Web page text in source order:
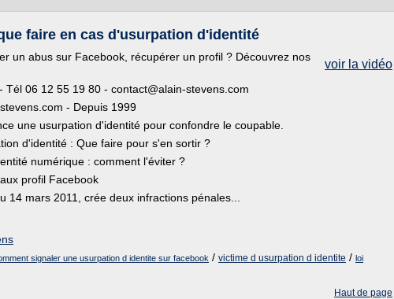
faire en cas d'usurpation d'identité
voir la vidéo
un abus sur Facebook, récupérer un profil ? Découvrez nos
Tél 06 12 55 19 80 - contact@alain-stevens.com
- Depuis 1999
une usurpation d'identité pour confondre le coupable.
d'identité : Que faire pour s'en sortir ?
numérique : comment l'éviter ?
profil Facebook
14 mars 2011, crée deux infractions pénales...
signaler une usurpation d identite sur facebook / victime d usurpation d identite / loi
Haut de page